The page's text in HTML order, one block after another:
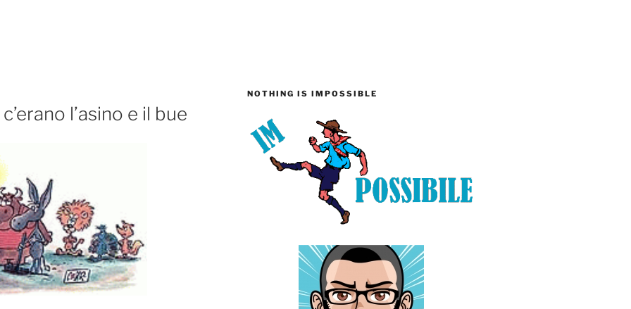
l’asino e il bue
NOTHING IS IMPOSSIBLE